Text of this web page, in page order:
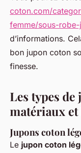
coton.com/
femme/sous-
d’informations.
bon jupon coton
finesse.
Les types
matériaux
Jupons coton
Le jupon coton